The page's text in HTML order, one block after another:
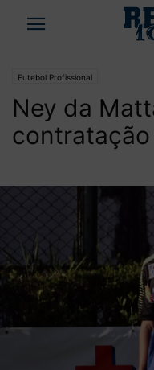
Futebol Profissional
Ney da